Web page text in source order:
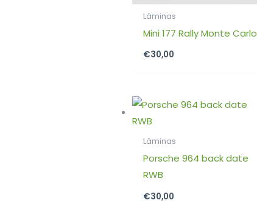
Láminas
Mini 177 Rally Monte Carlo
€30,00
Láminas
Porsche 964 back date
RWB
€30,00